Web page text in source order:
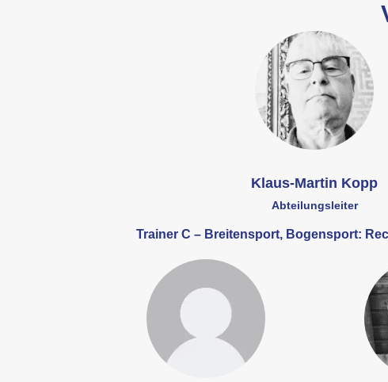
Klaus-Martin Kopp
Abteilungsleiter
Trainer C – Breitensport, Bogensport: